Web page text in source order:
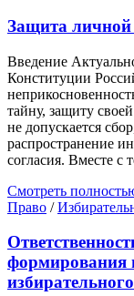
Защита личной
Введение
Конституции
тайну, защиту
не допускается
распространение
согласия. Вместе с
Смотреть
Право /
формирования